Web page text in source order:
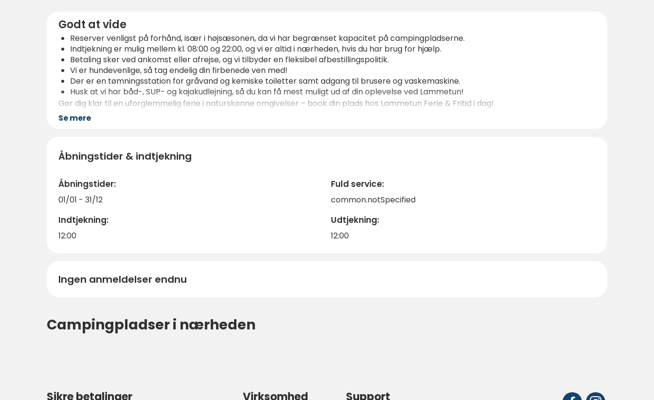
Godt at vide
Reserver venligst på forhånd, især i højsæsonen, da vi har begrænset kapacitet på campingpladserne.
Indtjekning er mulig mellem kl. 08:00 og 22:00, og vi er altid i nærheden, hvis du har brug for hjælp.
Betaling sker ved ankomst eller afrejse, og vi tilbyder en fleksibel afbestillingspolitik.
Vi er hundevenlige, så tag endelig din firbenede ven med!
Der er en tømningsstation for gråvand og kemiske toiletter samt adgang til brusere og vaskemaskine.
Husk at vi har båd-, SUP- og kajakudlejning, så du kan få mest muligt ud af din oplevelse ved Lammetun!
Gør dig klar til en uforglemmelig ferie i naturskønne omgivelser – book din plads hos Lammetun Ferie & Fritid i dag!
Se mere
Åbningstider & indtjekning
Åbningstider:
01/01 - 31/12
Fuld service:
common.notSpecified
Indtjekning:
12:00
Udtjekning:
12:00
Ingen anmeldelser endnu
Campingpladser i nærheden
Sikre betalinger Virksomhed Support